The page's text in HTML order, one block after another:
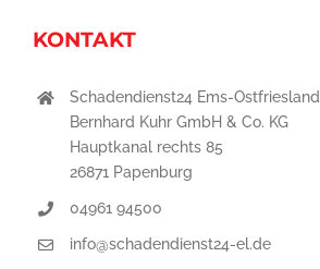
KONTAKT
Schadendienst24 Ems-Ostfriesland
Bernhard Kuhr GmbH & Co. KG
Hauptkanal rechts 85
26871 Papenburg
04961 94500
info@schadendienst24-el.de